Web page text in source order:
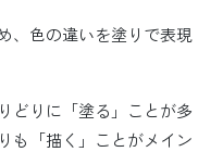
、色の違いを塗りで表現
どりに「塗る」ことが多
も「描く」ことがメイン